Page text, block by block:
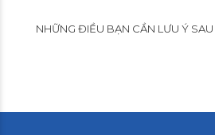
NHỮNG ĐIỀU BẠN CẦN LƯU Ý